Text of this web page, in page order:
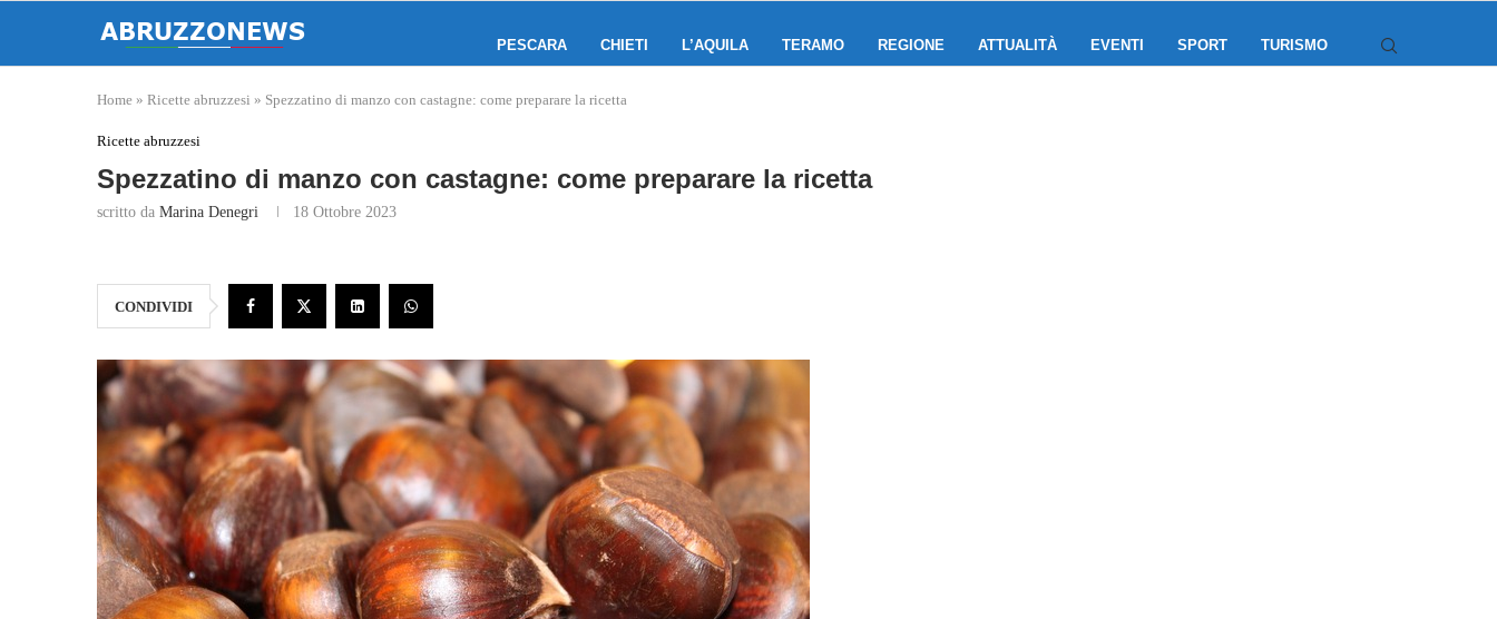
PESCARA CHIETI L’AQUILA TERAMO REGIONE ATTUALITÀ EVENTI SPORT TURISMO
Home » Ricette abruzzesi » Spezzatino di manzo con castagne: come preparare la ricetta
Ricette abruzzesi
Spezzatino di manzo con castagne: come preparare la ricetta
scritto da Marina Denegri 18 Ottobre 2023
CONDIVIDI